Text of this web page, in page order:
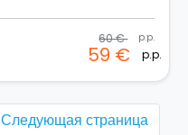
60 € p.p.
59 € p.p.
Следующая страница